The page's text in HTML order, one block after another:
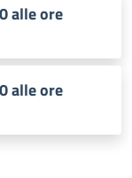
alle ore
alle ore